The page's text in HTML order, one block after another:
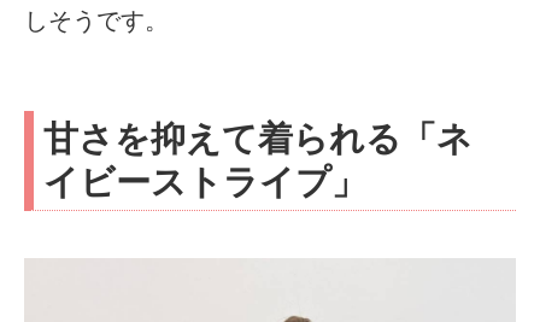
しそうです。
甘さを抑えて着られる「ネ
イビーストライプ」